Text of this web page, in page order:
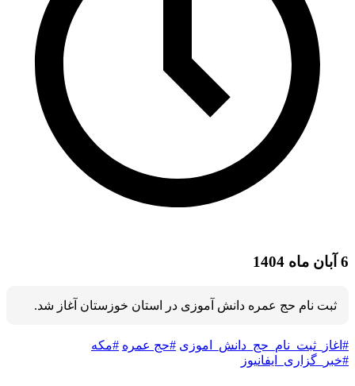
6 آبان ماه 1404
ثبت نام حج عمره دانش آموزی در استان خوزستان آغاز شد.
#اغاز_ثبت_نام_حج_دانش_اموزی #حج عمره #مکه
#خبر_گزاری_ایفانیوز